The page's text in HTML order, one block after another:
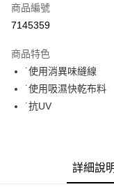
Apple Pay
悠遊付
Google Pay
全盈+PAY
【關於「AFTEE先享後付
AFTEE先享後付是「在
商品編號
7145359
商品特色
˙使用消異味縫線
˙使用吸濕快乾布料
˙抗UV
詳細說